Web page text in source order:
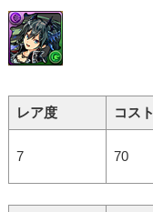
レア度 コスト
7 70